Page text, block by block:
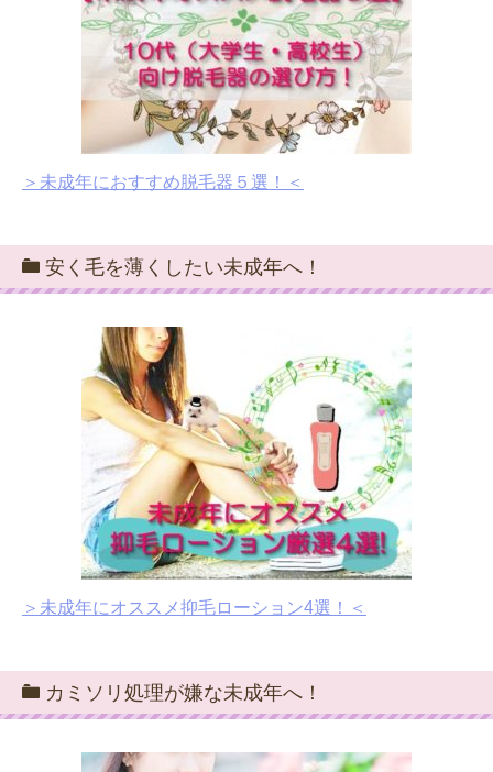
＞未成年におすすめ脱毛器５選！＜
安く毛を薄くしたい未成年へ！
＞未成年にオススメ抑毛ローション4選！＜
カミソリ処理が嫌な未成年へ！